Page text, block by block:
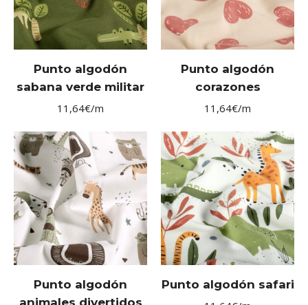
Punto algodón
sabana verde militar
11,64€/m
Punto algodón
corazones
11,64€/m
Punto algodón
Punto algodón safari